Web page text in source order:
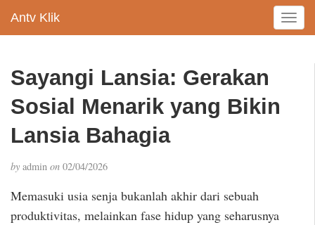
Antv Klik
T
o
Sayangi Lansia: Gerakan
Sosial Menarik yang Bikin
Lansia Bahagia
by admin on 02/04/2026
Memasuki usia senja bukanlah akhir dari sebuah
produktivitas, melainkan fase hidup yang seharusnya